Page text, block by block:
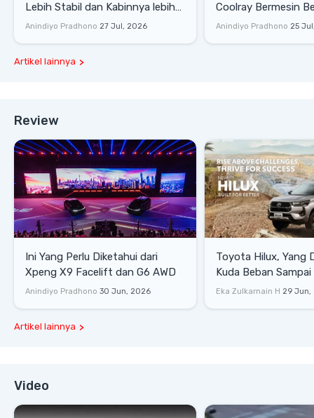
Lebih Stabil dan Kabinnya lebih
Senyap
Anindiyo Pradhono 27 Jul, 2026
Coolray Bermesin
di Sirkuit Mandalika
Anindiyo Pradhono 25
Artikel lainnya
Review
Ini Yang Perlu Diketahui dari
Xpeng X9 Facelift dan G6 AWD
Anindiyo Pradhono 30 Jun, 2026
Toyota Hilux, Yang
Kuda Beban
Lifestyle
Eka Zulkarnain H 29 Jun,
Artikel lainnya
Video